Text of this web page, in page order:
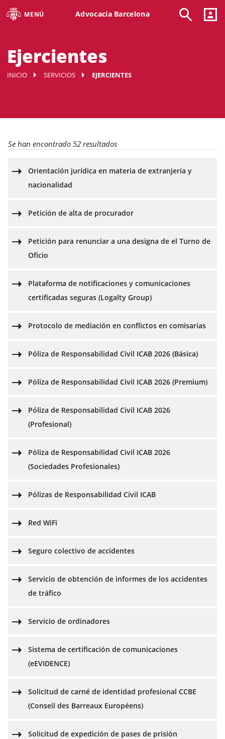
MENÚ Advocacia Barcelona
Ejercientes
INICIO SERVICIOS EJERCIENTES
Se han encontrado 52 resultados
Orientación jurídica en materia de extranjería y
nacionalidad
Petición de alta de procurador
Petición para renunciar a una designa de el Turno de
Oficio
Plataforma de notificaciones y comunicaciones
certificadas seguras (Logalty Group)
Protocolo de mediación en conflictos en comisarías
Póliza de Responsabilidad Civil ICAB 2026 (Básica)
Póliza de Responsabilidad Civil ICAB 2026 (Premium)
Póliza de Responsabilidad Civil ICAB 2026
(Profesional)
Póliza de Responsabilidad Civil ICAB 2026
(Sociedades Profesionales)
Pólizas de Responsabilidad Civil ICAB
Red WiFi
Seguro colectivo de accidentes
Servicio de obtención de informes de los accidentes
de tráfico
Servicio de ordinadores
Sistema de certificación de comunicaciones
(eEVIDENCE)
Solicitud de carné de identidad profesional CCBE
(Conseil des Barreaux Européens)
Solicitud de expedición de pases de prisión